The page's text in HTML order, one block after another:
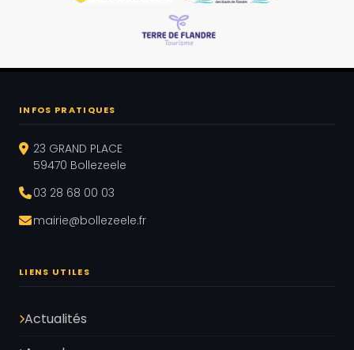
INFOS PRATIQUES
23 GRAND PLACE
59470 Bollezeele
03 28 68 00 03
mairie@bollezeele.fr
LIENS UTILES
Actualités